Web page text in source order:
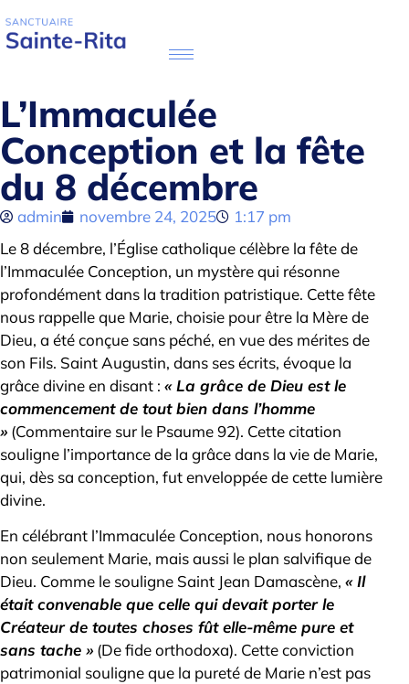
L’Immaculée
Conception et la fête
du 8 décembre
admin novembre 24, 2025
1:17 pm
Le 8 décembre, l’Église catholique célèbre la fête de
l’Immaculée Conception, un mystère qui résonne
profondément dans la tradition patristique. Cette fête
nous rappelle que Marie, choisie pour être la Mère de
Dieu, a été conçue sans péché, en vue des mérites de
son Fils. Saint Augustin, dans ses écrits, évoque la
grâce divine en disant : « La grâce de Dieu est le
commencement de tout bien dans l’homme
» (Commentaire sur le Psaume 92). Cette citation
souligne l’importance de la grâce dans la vie de Marie,
qui, dès sa conception, fut enveloppée de cette lumière
divine.
En célébrant l’Immaculée Conception, nous honorons
non seulement Marie, mais aussi le plan salvifique de
Dieu. Comme le souligne Saint Jean Damascène, « Il
était convenable que celle qui devait porter le
Créateur de toutes choses fût elle-même pure et
sans tache » (De fide orthodoxa). Cette conviction
patrimonial souligne que la pureté de Marie n’est pas